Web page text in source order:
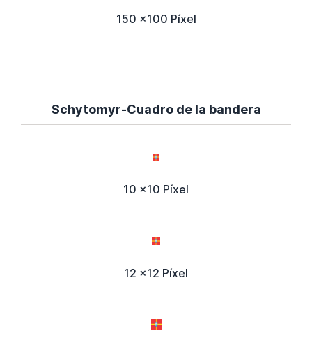
150 x100 Píxel
Schytomyr-Cuadro de la bandera
10 x10 Píxel
12 x12 Píxel